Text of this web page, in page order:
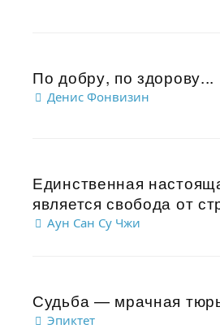
По добру, по здорову...
Денис Фонвизин
Единственная
является свобода от
Аун Сан Су Чжи
Судьба — мрачная
Эпиктет